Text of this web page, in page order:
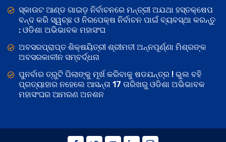
ସ୍କାଉଟ ଆଣ୍ଡ ଗାଇଡ଼ ନିର୍ବାଚନରେ ମନ୍ତ୍ରୀ ଅଯଥା ହସ୍ତକ୍ଷେପ
ବନ୍ଦ କରି ସ୍ୱଚ୍ଛ ଓ ନିରପେକ୍ଷ ନିର୍ବାଚନ ପାଇଁ ବ୍ୟବସ୍ଥା କରନ୍ତୁ
: ଓଡିଶା ଅଭିଭାବକ ମହାସଂଘ
ଅବସରପ୍ରାପ୍ତ ଶିକ୍ଷୟିତ୍ରୀ ଶ୍ରୀମତୀ ଅନ୍ନପୂର୍ଣ୍ଣା ମିଶ୍ରଙ୍କ
ଅବସରକାଳୀନ ସମ୍ବର୍ଦ୍ଧନା
ପୁନର୍ବାର ତ୍ରୁଟି ପିଲାଙ୍କୁ ମୂର୍ଖ କରିବାକୁ ଷଡଯନ୍ତ୍ର ! ଭୁଲ ବହି
ପ୍ରତ୍ୟାହାର ନହେଲେ ଆସନ୍ତା 17 ତାରିଖରୁ ଓଡିଶା ଅଭିଭାବକ
ମହାସଂଘର ଆମରଣ ଅନଶନ